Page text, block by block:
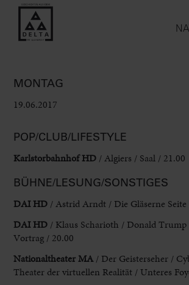
MONTAG
19.06.2017
POP/CLUB/LIFESTYLE
Karlstorbahnhof HD / Algiers / Saal / 21.00
BÜHNE/LESUNG/SONSTIGES
DAI HD / Astrid Arndt / Die Gläserne
DAI HD / Klaus Scharioth / Donald
Vortrag / 20.00
Nationaltheater MA / Der Geisterseher /
Theater der virtuellen Realität / Unteres